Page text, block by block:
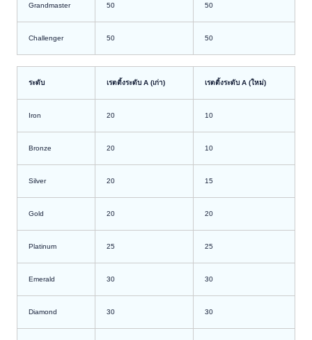
Grandmaster 50 50
Challenger 50 50
ระดับ เรตติ้งระดับ A (เก่า) เรตติ้งระดับ A (ใหม่)
Iron 20 10
Bronze 20 10
Silver 20 15
Gold 20 20
Platinum 25 25
Emerald 30 30
Diamond 30 30